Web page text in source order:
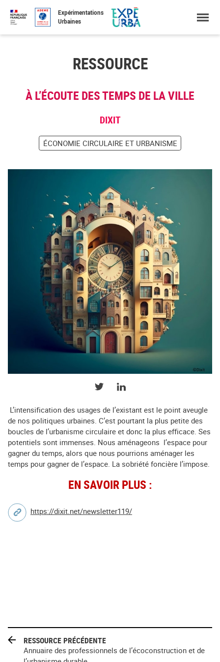
contenu
une
recherche
Expérimentations
Urbaines
RESSOURCE
À L’ÉCOUTE DES TEMPS DE LA VILLE
DIXIT
ÉCONOMIE CIRCULAIRE ET URBANISME
PARTAGER SUR TWITTER
PARTAGER SUR LINKEDIN
L’intensification des usages de l’existant est le point aveugle
de nos politiques urbaines. C’est pourtant la plus petite des
boucles de l’urbanisme circulaire et donc la plus efficace. Ses
potentiels sont immenses. Nous aménageons l’espace pour
gagner du temps, alors que nous pourrions aménager les
temps pour gagner de l’espace. La sobriété foncière l’impose.
EN SAVOIR PLUS :
https://dixit.net/newsletter119/
RESSOURCE PRÉCÉDENTE
Annuaire des professionnels de l’écoconstruction et de